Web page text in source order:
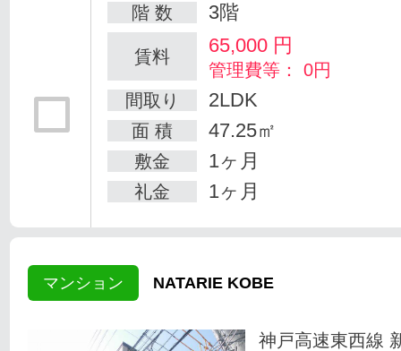
階 数 3階
賃料 65,000 円
管理費等： 0円
間取り
2LDK
面 積 47.25㎡
敷金 1ヶ月
礼金 1ヶ月
マンション NATARIE KOBE
神戸高速東西線